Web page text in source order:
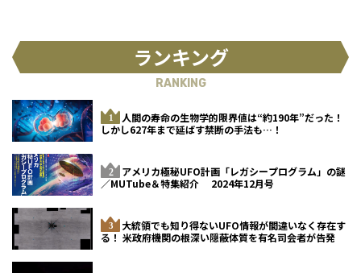
ランキング
RANKING
人間の寿命の生物学的限界値は“約190年”だった！
しかし627年まで延ばす禁断の手法も…！
アメリカ極秘UFO計画「レガシープログラム」の謎
／MUTube＆特集紹介 2024年12月号
大統領でも知り得ないUFO情報が間違いなく存在す
る！ 米政府機関の根深い隠蔽体質を有名司会者が告発